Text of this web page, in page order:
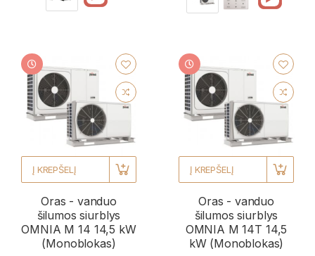
Į KREPŠELĮ
Oras - vanduo
šilumos siurblys
OMNIA M 14 14,5 kW
(Monoblokas)
Į KREPŠELĮ
Oras - vanduo
šilumos siurblys
OMNIA M 14T 14,5
kW (Monoblokas)